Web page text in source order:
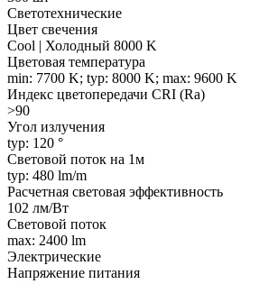
Светотехнические
Цвет свечения
Cool | Холодный 8000 K
Цветовая температура
min: 7700 K; typ: 8000 K; max: 9600 K
Индекс цветопередачи CRI (Ra)
>90
Угол излучения
typ: 120 °
Световой поток на 1м
typ: 480 lm/m
Расчетная световая эффективность
102 лм/Вт
Световой поток
max: 2400 lm
Электрические
Напряжение питания